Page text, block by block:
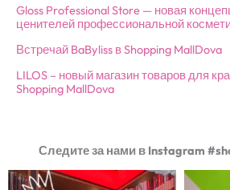
Gloss Professional Store — новая
ценителей профессиональной
Встречай BaByliss в Shopping MallDova
LILOS – новый магазин товаров для
Shopping MallDova
Следите за нами в Instagram